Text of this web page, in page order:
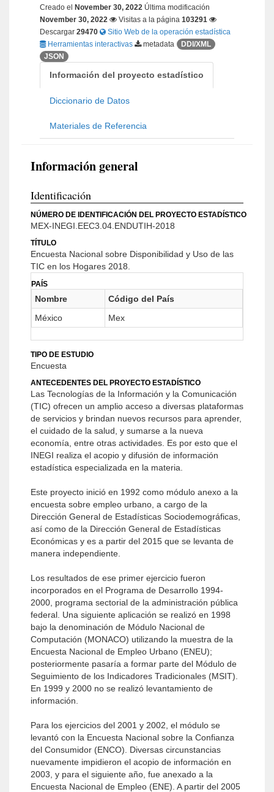
Creado el November 30, 2022 Última modificación
November 30, 2022
Visitas a la página 103291
Descargar 29470
Sitio Web de la operación estadística
Herramientas interactivas
metadata
DDI/XML
JSON
Información del proyecto estadístico
Diccionario de Datos
Materiales de Referencia
Información general
Identificación
NÚMERO DE IDENTIFICACIÓN DEL PROYECTO ESTADÍSTICO
MEX-INEGI.EEC3.04.ENDUTIH-2018
TÍTULO
Encuesta Nacional sobre Disponibilidad y Uso de las
TIC en los Hogares 2018.
PAÍS
Nombre
Código del País
México
Mex
TIPO DE ESTUDIO
Encuesta
ANTECEDENTES DEL PROYECTO ESTADÍSTICO
Las Tecnologías de la Información y la Comunicación
(TIC) ofrecen un amplio acceso a diversas plataformas
de servicios y brindan nuevos recursos para aprender,
el cuidado de la salud, y sumarse a la nueva
economía, entre otras actividades. Es por esto que el
INEGI realiza el acopio y difusión de información
estadística especializada en la materia.
Este proyecto inició en 1992 como módulo anexo a la
encuesta sobre empleo urbano, a cargo de la
Dirección General de Estadísticas Sociodemográficas,
así como de la Dirección General de Estadísticas
Económicas y es a partir del 2015 que se levanta de
manera independiente.
Los resultados de ese primer ejercicio fueron
incorporados en el Programa de Desarrollo 1994-
2000, programa sectorial de la administración pública
federal. Una siguiente aplicación se realizó en 1998
bajo la denominación de Módulo Nacional de
Computación (MONACO) utilizando la muestra de la
Encuesta Nacional de Empleo Urbano (ENEU);
posteriormente pasaría a formar parte del Módulo de
Seguimiento de los Indicadores Tradicionales (MSIT).
En 1999 y 2000 no se realizó levantamiento de
información.
Para los ejercicios del 2001 y 2002, el módulo se
levantó con la Encuesta Nacional sobre la Confianza
del Consumidor (ENCO). Diversas circunstancias
nuevamente impidieron el acopio de información en
2003, y para el siguiente año, fue anexado a la
Encuesta Nacional de Empleo (ENE). A partir del 2005